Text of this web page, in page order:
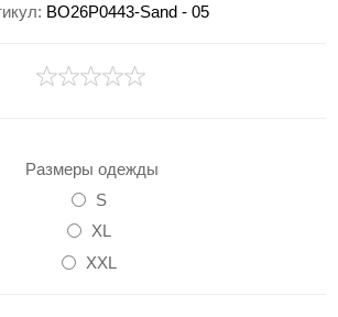
BO26P0443-Sand - 05
Размеры одежды
S
XL
XXL